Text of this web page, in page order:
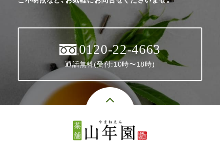
0120-22-4663
通話無料(受付:10時〜18時)